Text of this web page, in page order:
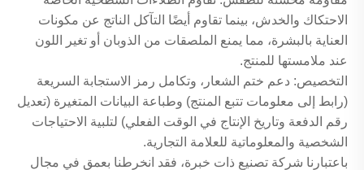
الاحتكاك والخدش، بينما تقاوم أيضًا التآكل الناتج عن مكونات
العناية بالبشرة، مما يمنع الملصقات من الذوبان أو تغير اللون
عند ملامستها للمنتج.
التخصيص: دعم ختم الشعار، وتكامل رمز الاستجابة السريعة
(رابط إلى معلومات تتبع المنتج) وطباعة البيانات المتغيرة (تعديل
رقم الدفعة وتاريخ الإنتاج في الوقت الفعلي) لتلبية الاحتياجات
الشخصية والمعلوماتية للعلامة التجارية.
باعتبارنا شركة تصنيع ذات خبرة، فقد انخرطنا بعمق في مجال